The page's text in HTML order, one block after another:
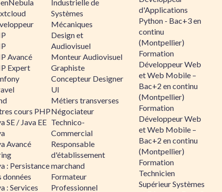
Avancé
Expert
cours PHP
SE / Java EE
Avancé
: Persistance
données
: Services
Industrielle de
Systèmes
Mécaniques
Design et
Audiovisuel
Monteur Audiovisuel
Graphiste
Concepteur Designer
UI
Métiers transverses
Négociateur
Technico-
Commercial
Responsable
d'établissement
marchand
Formateur
Professionnel
d'Applications
Python - Bac+3 en
continu
(Montpellier)
Formation
Développeur Web
et Web Mobile –
Bac+2 en continu
(Montpellier)
Formation
Développeur Web
et Web Mobile –
Bac+2 en continu
(Montpellier)
Formation
Technicien
Supérieur Systèmes